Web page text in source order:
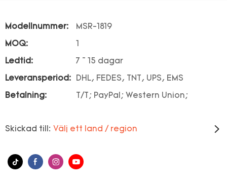
Modellnummer: MSR-1819
MOQ:
Ledtid: 7 ~ 15 dagar
Leveransperiod: DHL, FEDES, TNT, UPS, EMS
Betalning: T/T; PayPal; Western Union;
Skickad till: Välj ett land / region